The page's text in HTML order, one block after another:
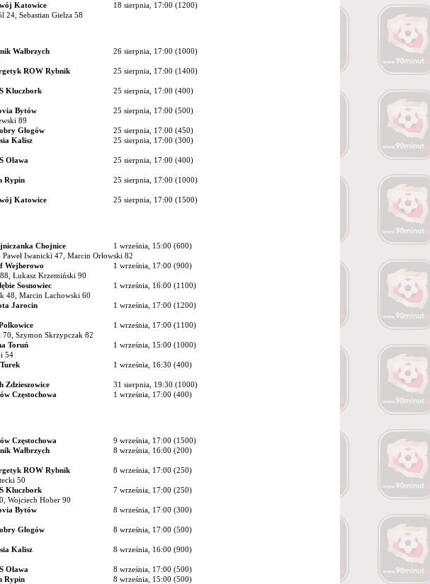
Katowice
18 sierpnia, 17:00 (1200)
Sebastian Gielza 58
Wałbrzych
26 sierpnia, 17:00 (1000)
ROW Rybnik
25 sierpnia, 17:00 (1400)
Kluczbork
25 sierpnia, 17:00 (400)
Bytów
25 sierpnia, 17:00 (500)
89
Głogów
25 sierpnia, 17:00 (450)
Kalisz
25 sierpnia, 17:00 (300)
Oława
25 sierpnia, 17:00 (400)
Rypin
25 sierpnia, 17:00 (1000)
Katowice
25 sierpnia, 17:00 (1500)
Chojnice
1 września, 15:00 (600)
Iwanicki 47, Marcin Orłowski 82
Wejherowo
1 września, 17:00 (900)
88, Łukasz Krzemiński 90
Sosnowiec
1 września, 16:00 (1100)
48, Marcin Lachowski 60
Jarocin
1 września, 17:00 (1200)
1 września, 17:00 (1100)
70, Szymon Skrzypczak 82
Toruń
1 września, 15:00 (1000)
54
1 września, 16:30 (400)
Zdzieszowice
31 sierpnia, 19:30 (1000)
Częstochowa
1 września, 17:00 (400)
Częstochowa
9 września, 17:00 (1500)
Wałbrzych
8 września, 16:00 (200)
ROW Rybnik
8 września, 17:00 (250)
50
Kluczbork
7 września, 17:00 (250)
Wojciech Hober 90
Bytów
8 września, 17:00 (300)
Głogów
8 września, 17:00 (500)
Kalisz
8 września, 16:00 (900)
Oława
8 września, 17:00 (500)
Rypin
8 września, 15:00 (500)